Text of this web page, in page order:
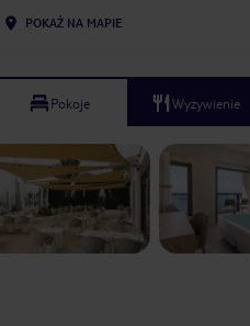
POKAŻ NA MAPIE
Pokoje Wyżywienie
Wyjątkowy
Hotel godny polecenia,